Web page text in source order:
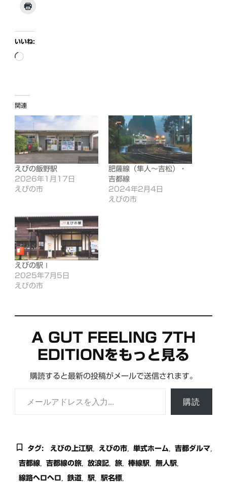
いいね:
読
み
中…
関連
えびの飯野駅
2026年1月17日
えびの市
肥薩線（隼人〜吉松）・
吉都線
2024年2月4日
えびの市
えびの駅Ⅰ
2025年7月5日
えびの市
A GUT FEELING 7TH
EDITIONをもっと見る
購読すると最新の投稿がメールで送信されます。
メールアドレスを入力...
購読
タグ: えびの上江駅 えびの市 単式ホーム 吉都ダルマ
吉都線 吉都線の旅 放浪記 旅 棒線駅 無人駅
線路ヘロヘロ 鉄道 駅 駅名標